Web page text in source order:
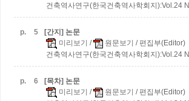
건축역사연구(한국건축역사학회지):Vol.24
p. 5
[간지] 논문
미리보기 / 원문보기 / 편집부(Editor)
건축역사연구(한국건축역사학회지):Vol.24
p. 6
[목차] 논문
미리보기 / 원문보기 / 편집부(Editor)